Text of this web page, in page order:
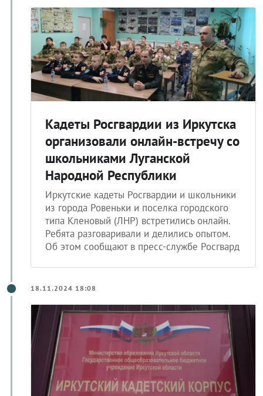
Кадеты Росгвардии из Иркутска
организовали онлайн-встречу со
школьниками Луганской
Народной Республики
Иркутские кадеты Росгвардии и школьники
из города Ровеньки и поселка городского
типа Кленовый (ЛНР) встретились онлайн.
Ребята разговаривали и делились опытом.
Об этом сообщают в пресс-службе Росгвард
18.11.2024 18:08